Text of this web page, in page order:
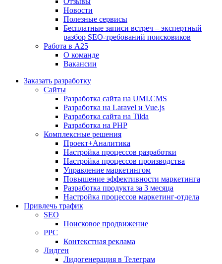
Новости
Полезные сервисы
Бесплатные записи встреч – экспертный
разбор SEO-требований поисковиков
Работа в А25
О команде
Вакансии
Заказать разработку
Сайты
Разработка сайта на UMI.CMS
Разработка на Laravel и Vue.js
Разработка сайта на Tilda
Разработка на PHP
Комплексные решения
Проект+Аналитика
Настройка процессов разработки
Настройка процессов производства
Управление маркетингом
Повышение эффективности маркетинга
Разработка продукта за 3 месяца
Настройка процессов маркетинг-отдела
Привлечь трафик
SEO
Поисковое продвижение
PPC
Контекстная реклама
Лидген
Лидогенерация в Телеграм